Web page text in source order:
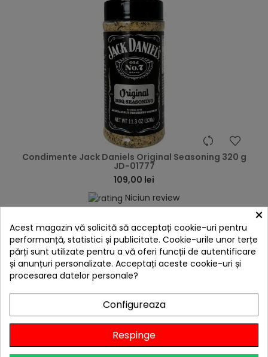
Condimente Jack Daniels Original Seasoning 320 g
JD-01777
109,00 lei
Niciun review
Adaugă în Coș
×
Acest magazin vă solicită să acceptați cookie-uri pentru
performanță, statistici și publicitate. Cookie-urile unor terțe
părți sunt utilizate pentru a vă oferi funcții de autentificare
și anunțuri personalizate. Acceptați aceste cookie-uri și
procesarea datelor personale?
Configureaza
Respinge